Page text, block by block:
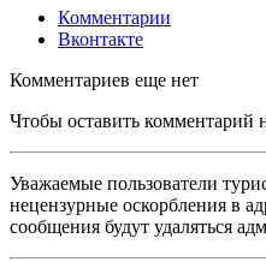
Комментарии
Вконтакте
Комментариев еще нет
Чтобы оставить комментарий
Уважаемые пользователи
нецензурные оскорбления в
сообщения будут удаляться